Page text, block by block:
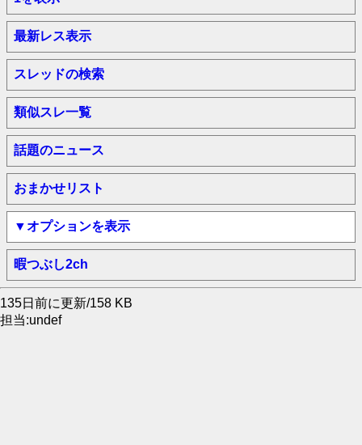
最新レス表示
スレッドの検索
類似スレ一覧
話題のニュース
おまかせリスト
▼オプションを表示
暇つぶし2ch
135日前に更新/158 KB
担当:undef